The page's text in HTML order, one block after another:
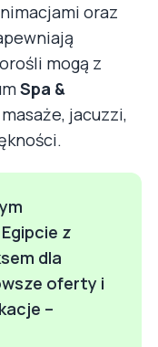
oraz
mogą z
Spa &
jacuzzi,
z
dla
oferty i
–